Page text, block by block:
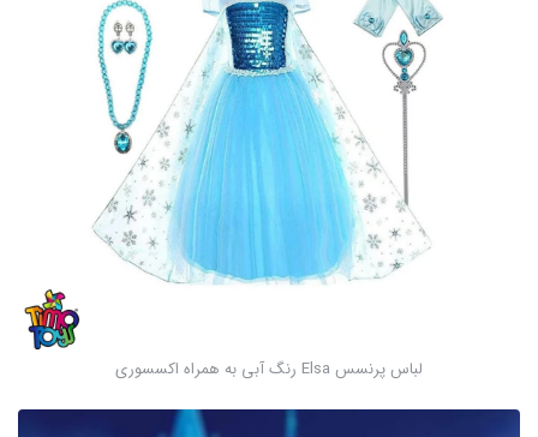
لباس پرنسس Elsa رنگ آبی به همراه اکسسوری